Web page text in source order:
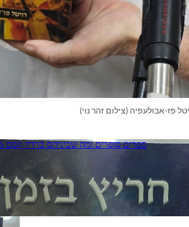
פז-אבולעפיה (צילום זהר נוי)